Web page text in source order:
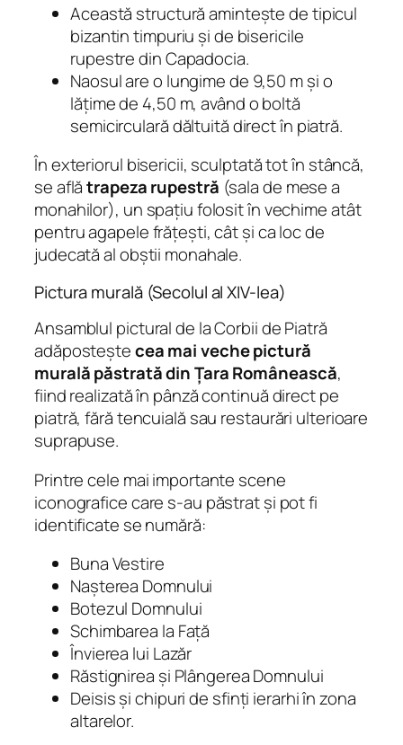
Această structură amintește de tipicul
bizantin timpuriu și de bisericile
rupestre din Capadocia.
Naosul are o lungime de 9,50 m și o
lățime de 4,50 m, având o boltă
semicirculară dăltuită direct în piatră.
În exteriorul bisericii, sculptată tot în stâncă,
se aflătrapeza rupestră (sala de mese a
monahilor), un spațiu folosit în vechime atât
pentru agapele frățești, cât și ca loc de
judecată al obștii monahale.
Pictura murală (Secolul al XIV-lea)
Ansamblul pictural de la Corbii de Piatră
adăposteștecea mai veche pictură
murală păstrată din Țara Românească,
fiind realizată în pânză continuă direct pe
piatră, fără tencuială sau restaurări ulterioare
suprapuse.
Printre cele mai importante scene
iconografice care s-au păstrat și pot fi
identificate se numără:
Buna Vestire
Nașterea Domnului
Botezul Domnului
Schimbarea la Față
Învierea lui Lazăr
Răstignirea și Plângerea Domnului
Deisisși chipuri de sfinți ierarhi în zona
altarelor.